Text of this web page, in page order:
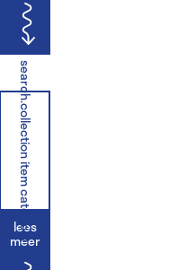
search.collection item category
lees
meer